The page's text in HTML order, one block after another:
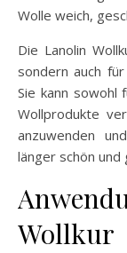
Wolle weich,
Die Lanolin
sondern auch
Sie kann sowohl
Wollprodukte
anzuwenden
länger schön
Wollkur